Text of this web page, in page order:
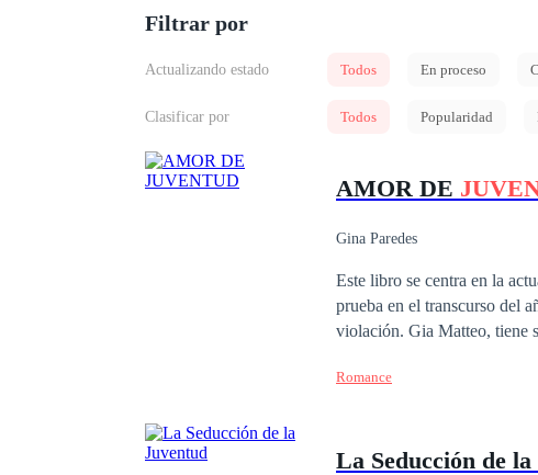
Filtrar por
Actualizando estado Todos En proceso
Clasificar por Todos Popularidad
AMOR DE
Gina Paredes
Este libro se centra en la
prueba en el transcurso del año lectivo. Ellos deberán de superar pruebas
violación. Gia Matteo, tiene su primera experiencia traumática, al perder su virginidad mientras la violan y el
quiénes son sus amigos y quiénes no. Por el otro lado, están las intrigas de un grupo
Romance
La Seducción de la